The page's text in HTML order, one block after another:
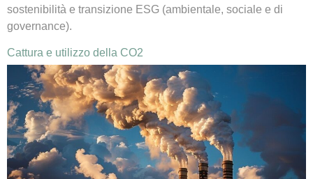
sostenibilità e transizione ESG (ambientale, sociale e di
governance).
Cattura e utilizzo della CO2